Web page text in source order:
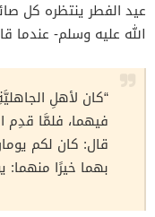
عيد الفطر ينتظره كل
الله عليه وسلم- عندما
“كان لأهلِ
فيهما، فلمَّا قدِم
قال: كان لكم
بهما خيرًا منهما: